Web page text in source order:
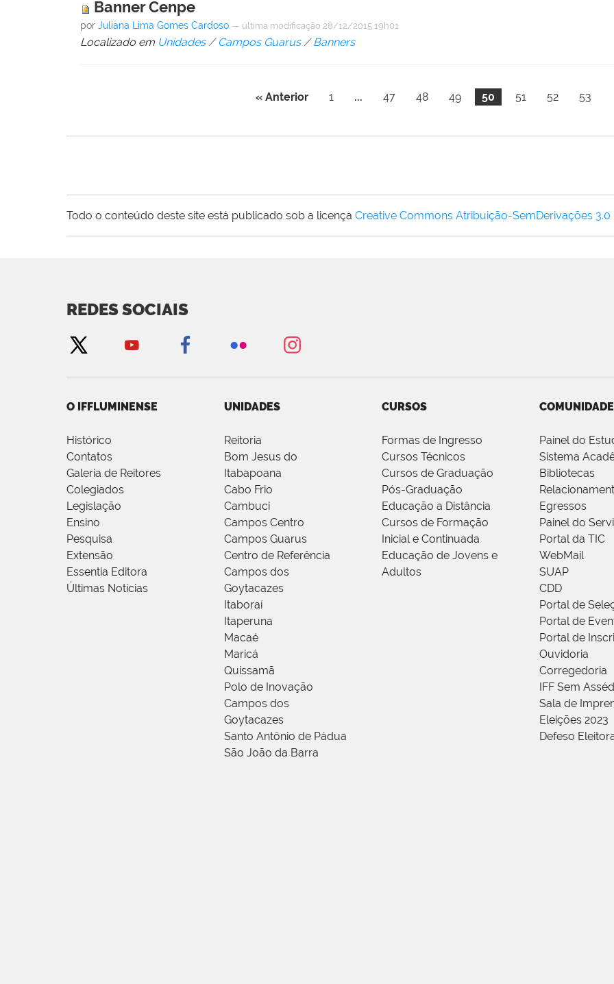
Banner Cenpe
porJuliana Lima Gomes Cardoso — última modificação 28/12/2015 19h01
Localizado em Unidades / Campos Guarus /Banners
« Anterior 1 ... 47 48 49 50 51 52 53
Todo o conteúdo deste site está publicado sob a licença Creative Commons Atribuição-SemDerivações
REDES SOCIAIS
O IFFLUMINENSE
Histórico
Contatos
Galeria de Reitores
Colegiados
Legislação
Ensino
Pesquisa
Extensão
Essentia Editora
Últimas Notícias
UNIDADES
Reitoria
Bom Jesus do
Itabapoana
Cabo Frio
Cambuci
Campos Centro
Campos Guarus
Centro de Referência
Campos dos
Goytacazes
Itaboraí
Itaperuna
Macaé
Maricá
Quissamã
Polo de Inovação
Campos dos
Goytacazes
Santo Antônio de Pádua
São João da Barra
CURSOS
Formas de Ingresso
Cursos Técnicos
Cursos de Graduação
Pós-Graduação
Educação a Distância
Cursos de Formação
Inicial e Continuada
Educação de Jovens e
Adultos
COMUNIDADE
Painel do
Sistema
Bibliotecas
Egressos
Painel do
Portal da TIC
WebMail
SUAP
CDD
Portal de
Portal de
Portal de
Ouvidoria
Corregedoria
IFF Sem
Sala de
Eleições 2023
Defeso